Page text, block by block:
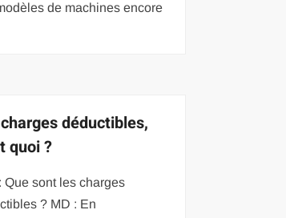
de machines encore
déductibles,
quoi ?
Que sont les charges
? MD : En